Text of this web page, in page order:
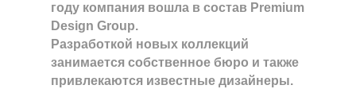
году компания вошла в состав Premium
Design Group.
Разработкой новых коллекций
занимается собственное бюро и также
привлекаются известные дизайнеры.